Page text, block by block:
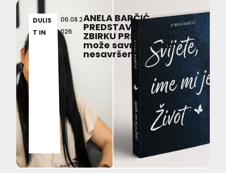
DULIS
T IN
06.08.2
026
ANELA BARČIĆ
PREDSTAVILA NOVU
ZBIRKU PRIČA ‘Život
može savršeno biti
nesavršen’